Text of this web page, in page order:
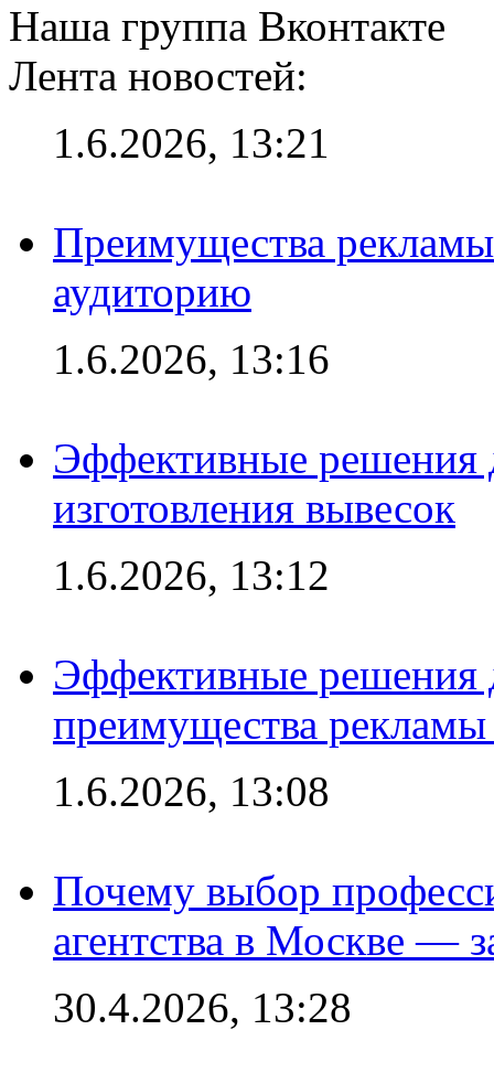
Наша группа Вконтакте
Лента новостей:
1.6.2026, 13:21
Преимущества
аудиторию
1.6.2026, 13:16
Эффективные решения
изготовления вывесок
1.6.2026, 13:12
Эффективные решения
преимущества рекламы
1.6.2026, 13:08
Почему выбор
агентства в Москве —
30.4.2026, 13:28